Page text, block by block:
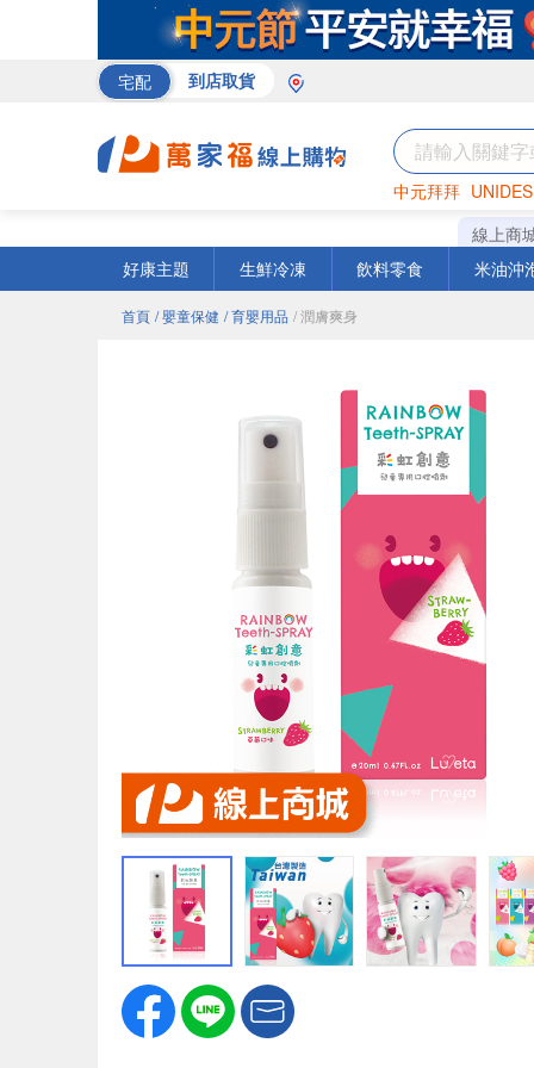
宅配 到店取貨
中元拜拜
罐頭 咖啡
線上商
好康主題
生鮮冷凍 飲料零食 米油沖
首頁 / 嬰童保健 / 育嬰用品 / 潤膚爽身